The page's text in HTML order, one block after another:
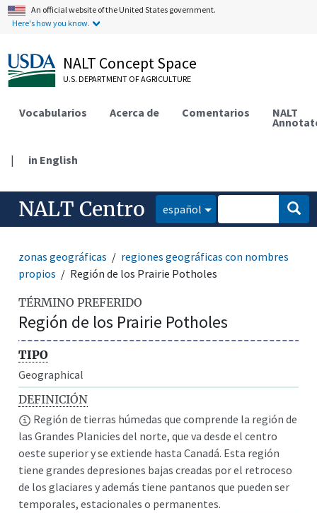
An official website of the United States government.
Here's how you know.
NALT Concept Space
U.S. DEPARTMENT OF AGRICULTURE
Vocabularios Acerca de Comentarios NALT
| in English
NALT Centro español
zonas geográficas
regiones geográficas con nombres
propios
Región de los Prairie Potholes
TÉRMINO PREFERIDO
Región de los Prairie Potholes
TIPO
Geographical
DEFINICIÓN
Región de tierras húmedas que comprende la región de
las Grandes Planicies del norte, que va desde el centro
oeste superior y se extiende hasta Canadá. Esta región
tiene grandes depresiones bajas creadas por el retroceso
de los glaciares y además tiene pantanos que pueden ser
temporales, estacionales o permanentes.